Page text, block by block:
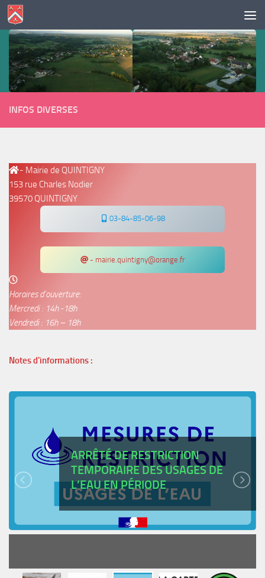
Skip to content
INFOS DIVERSES
- Mairie de QUINTIGNY
153 rue Charles Nodier
39570 QUINTIGNY
03-84-85-06-98
- mairie.quintigny@orange.fr
Horaires d’ouverture:
Mercredi : 14h -18h
Vendredi : 16h – 18h
Notes d'informations :
ARRÊTÉ DE RESTRICTION
TEMPORAIRE DES USAGES DE
L’EAU EN PÉRIODE